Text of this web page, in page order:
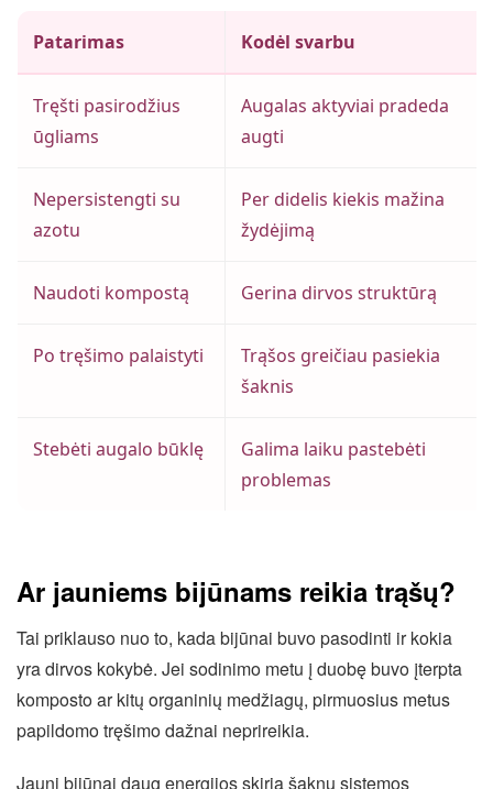
Patarimas Kodėl svarbu
Tręšti pasirodžius
ūgliams
Augalas aktyviai pradeda
augti
Nepersistengti su
azotu
Per didelis kiekis mažina
žydėjimą
Naudoti kompostą Gerina dirvos struktūrą
Po tręšimo palaistyti
Trąšos greičiau pasiekia
šaknis
Stebėti augalo būklę
Galima laiku pastebėti
problemas
Ar jauniems bijūnams reikia trąšų?
Tai priklauso nuo to, kada bijūnai buvo pasodinti ir kokia
yra dirvos kokybė. Jei sodinimo metu į duobę buvo įterpta
komposto ar kitų organinių medžiagų, pirmuosius metus
papildomo tręšimo dažnai neprireikia.
Jauni bijūnai daug energijos skiria šaknų sistemos